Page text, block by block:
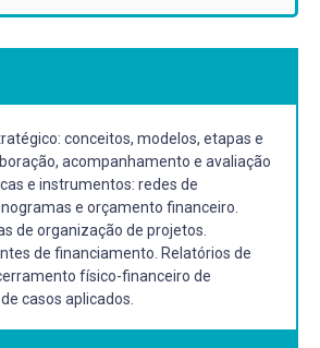
conceitos, modelos, etapas e
acompanhamento e avaliação
e instrumentos: redes de
e orçamento financeiro.
de organização de projetos.
de financiamento. Relatórios de
físico-financeiro de
casos aplicados.